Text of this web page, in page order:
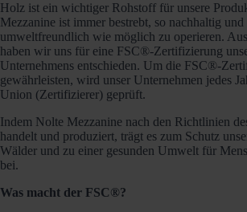
Holz ist ein wichtiger Rohstoff für unsere
Mezzanine ist immer bestrebt, so nachhaltig und
umweltfreundlich wie möglich zu operieren.
haben wir uns für eine FSC®-Zertifizierung
Unternehmens entschieden. Um die FSC®-
gewährleisten, wird unser Unternehmen jedes
Union (Zertifizierer) geprüft.
Indem Nolte Mezzanine nach den Richtlinien
handelt und produziert, trägt es zum Schutz
Wälder und zu einer gesunden Umwelt für
bei.
Was macht der FSC®?